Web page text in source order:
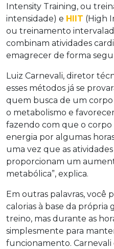
Intensity Training, ou
intensidade) e HIIT (High
ou treinamento
combinam atividades
emagrecer de forma
Luiz Carnevali, diretor
esses métodos já se
quem busca de um corpo
o metabolismo e
fazendo com que o
energia por algumas
uma vez que as
proporcionam um
metabólica”, explica.
Em outras palavras, você
calorias à base da própria
treino, mas durante as
simplesmente para
funcionamento.